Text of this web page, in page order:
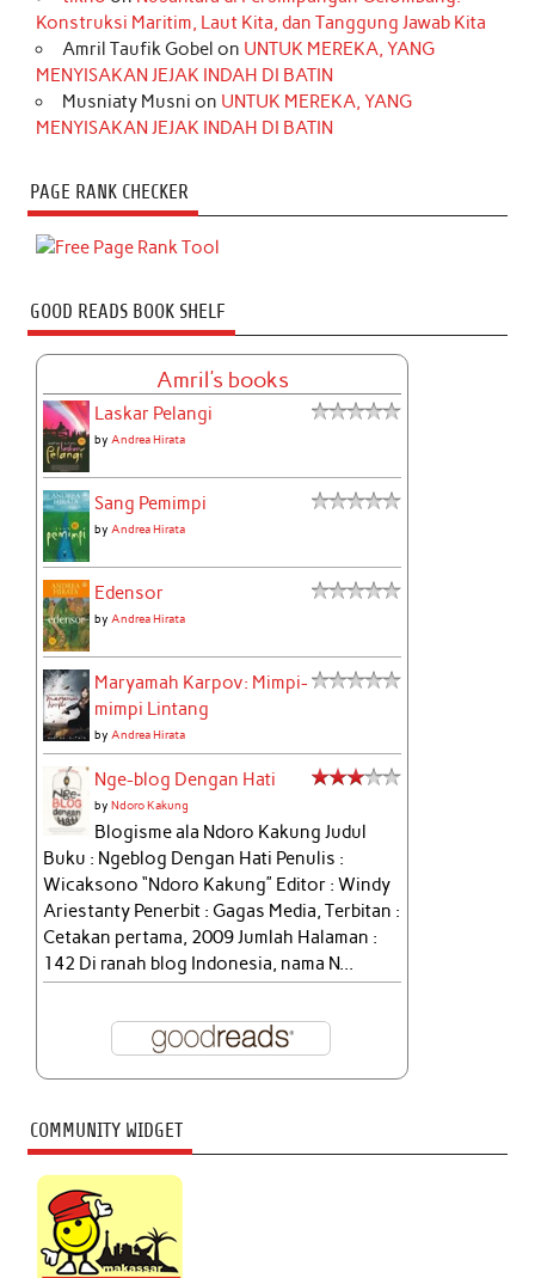
Konstruksi Maritim, Laut Kita, dan Tanggung Jawab Kita
Amril Taufik Gobel on UNTUK MEREKA, YANG
MENYISAKAN JEJAK INDAH DI BATIN
Musniaty Musni on UNTUK MEREKA, YANG
MENYISAKAN JEJAK INDAH DI BATIN
PAGE RANK CHECKER
GOOD READS BOOK SHELF
Amril's books
Laskar Pelangi
byAndrea Hirata
Sang Pemimpi
byAndrea Hirata
Edensor
byAndrea Hirata
Maryamah Karpov: Mimpi-
mimpi Lintang
byAndrea Hirata
Nge-blog Dengan Hati
byNdoro Kakung
Blogisme ala Ndoro Kakung Judul
Buku : Ngeblog Dengan Hati Penulis :
Wicaksono “Ndoro Kakung” Editor : Windy
Ariestanty Penerbit : Gagas Media, Terbitan :
Cetakan pertama, 2009 Jumlah Halaman :
142 Di ranah blog Indonesia, nama N...
COMMUNITY WIDGET